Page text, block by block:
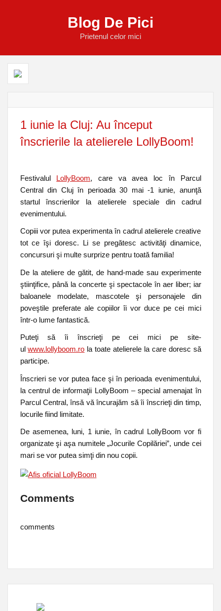
Blog De Pici
Prietenul celor mici
1 iunie la Cluj: Au început
înscrierile la atelierele LollyBoom!
Festivalul LollyBoom, care va avea loc în
Parcul
Central din Cluj în perioada30 mai -1 iunie, anunţă
startul înscrierilor la atelierele speciale din cadrul
evenimentului.
Copiii vor putea experimenta în cadrul atelierele creative
tot ce îşi doresc. Li se pregătesc activităţi dinamice,
concursuri şi multe surprize pentru toată familia!
De la ateliere de gătit, de hand-made sau experimente
ştiinţifice, până la concerte şi spectacole în aer liber; iar
baloanele modelate, mascotele şi personajele din
poveştile preferate ale copiilor îi vor duce pe cei mici
într-o lume fantastică.
Puteţi să îi înscrieţi pe cei mici pe site-
ul www.lollyboom.ro la toate atelierele la care doresc să
participe.
Înscrieri se vor putea face şi în perioada evenimentului,
la centrul de informaţii LollyBoom – special amenajat în
Parcul Central, însă vă încurajăm să îi înscrieţi din timp,
locurile fiind limitate.
De asemenea, luni, 1 iunie, în cadrul LollyBoom vor fi
organizate şi aşa numitele „Jocurile Copilăriei”, unde cei
mari se vor putea simţi din nou copii.
Comments
comments